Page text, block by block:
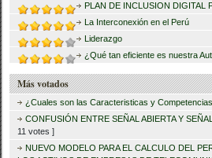
PLAN DE INCLUSION DIGITAL
La Interconexión en el Perú
Liderazgo
¿Qué tan eficiente es nuestra
Más votados
¿Cuales son las Caracteristicas y
CONFUSIÓN ENTRE SEÑAL ABIERTA Y
11 votes ]
NUEVO MODELO PARA EL CALCULO DEL